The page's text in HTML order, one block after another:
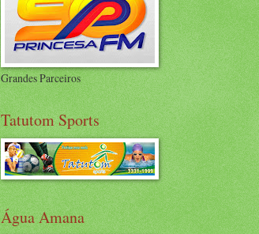
Grandes Parceiros
Tatutom Sports
Água Amana